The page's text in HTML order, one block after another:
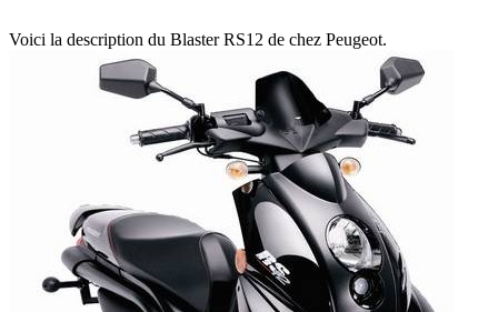
Voici la description du Blaster RS12 de chez Peugeot.